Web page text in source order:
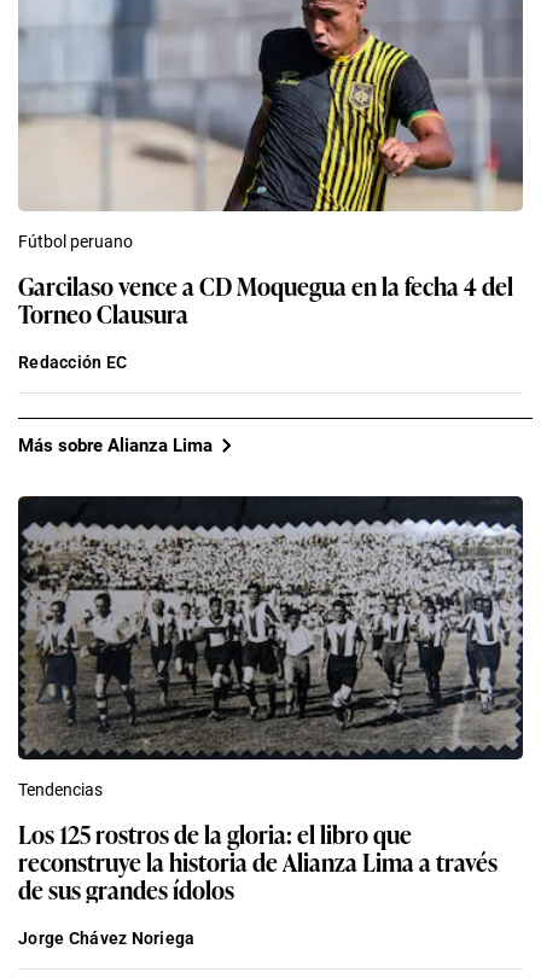
Fútbol peruano
Garcilaso vence a CD Moquegua en la fecha 4 del
Torneo Clausura
Redacción EC
Más sobre Alianza Lima
Tendencias
Los 125 rostros de la gloria: el libro que
reconstruye la historia de Alianza Lima a través
de sus grandes ídolos
Jorge Chávez Noriega